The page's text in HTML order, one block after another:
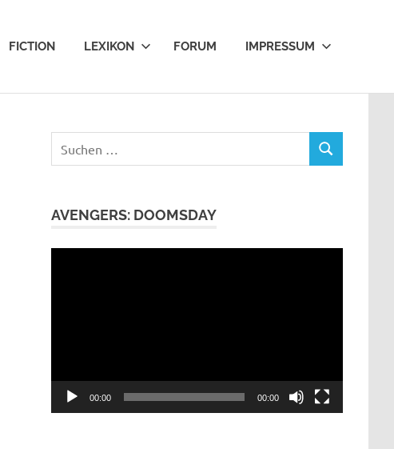
FICTION LEXIKON FORUM IMPRESSUM
nach:
SUCHEN
AVENGERS: DOOMSDAY
00:00 00:00